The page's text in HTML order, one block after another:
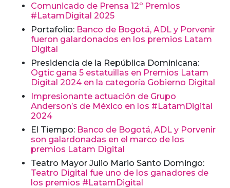
Comunicado de Prensa 12º Premios
#LatamDigital 2025
Portafolio: Banco de Bogotá, ADL y Porvenir
fueron galardonados en los premios Latam
Digital
Presidencia de la República Dominicana:
Ogtic gana 5 estatuillas en Premios Latam
Digital 2024 en la categoría Gobierno Digital
Impresionante actuación de Grupo
Anderson’s de México en los #LatamDigital
2024
El Tiempo: Banco de Bogotá, ADL y Porvenir
son galardonadas en el marco de los
premios Latam Digital
Teatro Mayor Julio Mario Santo Domingo:
Teatro Digital fue uno de los ganadores de
los premios #LatamDigital